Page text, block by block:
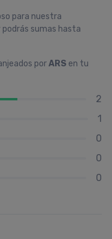
para nuestra
sumas hasta
porARS en tu
2
1
0
0
0